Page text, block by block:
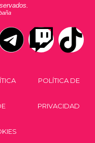
POLÍTICA DE
PRIVACIDAD